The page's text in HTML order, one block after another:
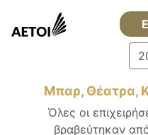
Μπαρ, Θέατρα,
Όλες οι
βραβεύτηκαν